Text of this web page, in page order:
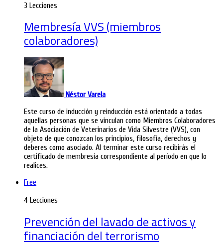
3 Lecciones
Membresía VVS (miembros
colaboradores)
Néstor Varela
Este curso de inducción y reinducción está orientado a todas
aquellas personas que se vinculan como Miembros Colaboradores
de la Asociación de Veterinarios de Vida Silvestre (VVS), con
objeto de que conozcan los principios, filosofía, derechos y
deberes como asociado. Al terminar este curso recibirás el
certificado de membresía correspondiente al período en que lo
realices.
Free
4 Lecciones
Prevención del lavado de activos y
financiación del terrorismo